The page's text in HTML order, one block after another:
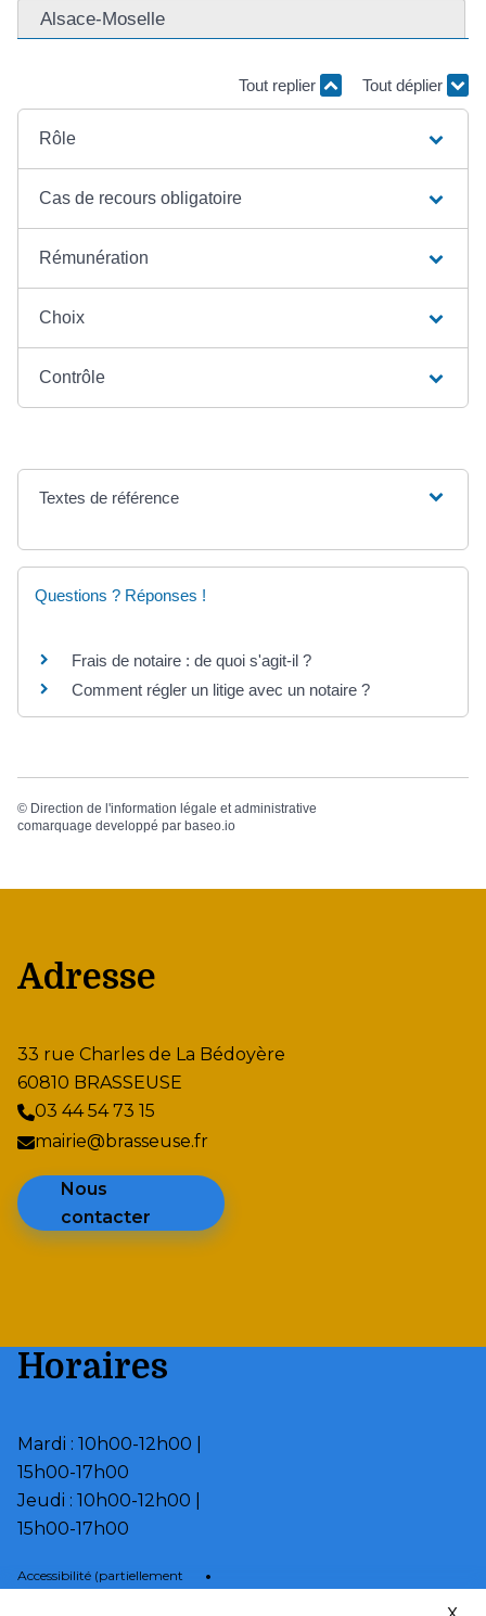
Alsace-Moselle
Tout replier Tout déplier
Rôle
Cas de recours obligatoire
Rémunération
Choix
Contrôle
Textes de référence
Questions ? Réponses !
Frais de notaire : de quoi s'agit-il ?
Comment régler un litige avec un notaire ?
© Direction de l'information légale et administrative
comarquage developpé par baseo.io
Adresse
33 rue Charles de La Bédoyère
60810 BRASSEUSE
03 44 54 73 15
mairie@brasseuse.fr
Nous
contacter
Horaires
Mardi : 10h00-12h00 |
15h00-17h00
Jeudi : 10h00-12h00 |
15h00-17h00
Accessibilité (partiellement
•